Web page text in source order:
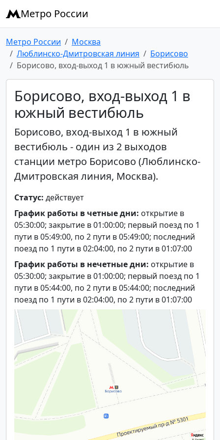
Метро России
Метро России
Москва
Люблинско-Дмитровская линия
Борисово
Борисово, вход-выход 1 в южный вестибюль
Борисово, вход-выход 1 в
южный вестибюль
Борисово, вход-выход 1 в южный
вестибюль - один из 2 выходов
станции метро Борисово (Люблинско-
Дмитровская линия, Москва).
Статус: действует
График работы в четные дни: открытие в
05:30:00; закрытие в 01:00:00; первый поезд по 1
пути в 05:49:00, по 2 пути в 05:49:00; последний
поезд по 1 пути в 02:04:00, по 2 пути в 01:07:00
График работы в нечетные дни: открытие в
05:30:00; закрытие в 01:00:00; первый поезд по 1
пути в 05:44:00, по 2 пути в 05:44:00; последний
поезд по 1 пути в 02:04:00, по 2 пути в 01:07:00